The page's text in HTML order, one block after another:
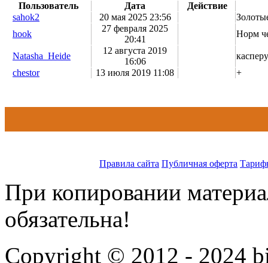
Пользователь Дата
Действие
sahok2
20 мая 2025 23:56
hook
27 февраля 2025
20:41
Норм
Natasha_Heide
12 августа 2019
16:06
chestor
13 июля 2019 11:08 +
Правила сайта Публичная оферта
При копировании
обязательна!
Copyright © 2012 - 2024